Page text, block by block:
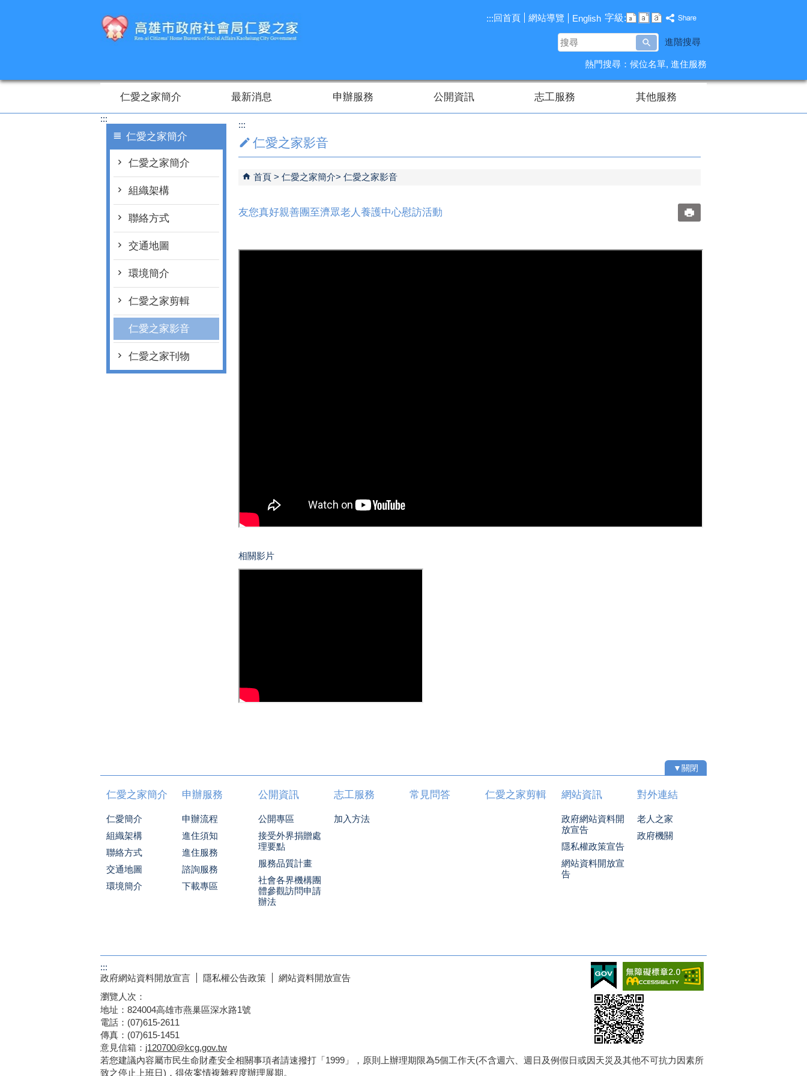
:::回首頁 網站導覽 English 字級:
搜
尋
進階搜尋
熱門搜尋： 候位名單 進住服務
仁愛之家簡介 最新消息 申辦服務 公開資訊 志工服務 其他服務
:::
仁愛之家簡介
仁愛之家簡介
組織架構
聯絡方式
交通地圖
環境簡介
仁愛之家剪輯
仁愛之家影音
仁愛之家刊物
:::
仁愛之家影音
首頁 仁愛之家簡介 仁愛之家影音
友您真好親善團至濟眾老人養護中心慰訪活動
相關影片
▼關閉
仁愛之家簡介
仁愛簡介
組織架構
聯絡方式
交通地圖
環境簡介
申辦服務
申辦流程
進住須知
進住服務
諮詢服務
下載專區
公開資訊
公開專區
接受外界捐贈處
理要點
服務品質計畫
社會各界機構團
體參觀訪問申請
辦法
志工服務
加入方法
常見問答 仁愛之家剪輯 網站資訊
政府網站資料開
放宣告
隱私權政策宣告
網站資料開放宣
告
對外連結
老人之家
政府機關
:::
政府網站資料開放宣言
隱私權公告政策
網站資料開放宣告
瀏覽人次：
地址：824004高雄市燕巢區深水路1號
電話：(07)615-2611
傳真：(07)615-1451
意見信箱： j120700@kcg.gov.tw
若您建議內容屬市民生命財產安全相關事項者請速撥打「1999」，原則上辦理期限為5個工作天(不含週六、週日及例假日或因天災及其他不可抗力因素所
致之停止上班日)，得依案情複雜程度辦理展期。